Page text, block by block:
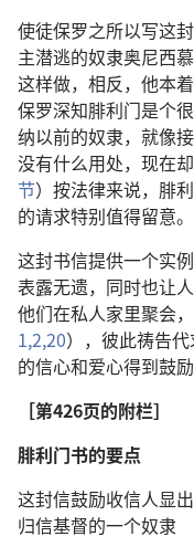
使徒保罗之所以写这
主潜逃的奴隶奥尼西
这样做，相反，他本
保罗深知腓利门是个
纳以前的奴隶，就像
没有什么用处，现在
节）按法律来说，腓
的请求特别值得留意。
这封书信提供一个实
表露无遗，同时也让
他们在私人家里聚
1,2,20），彼此祷告
的信心和爱心得到鼓
［第426页的附栏］
腓利门书的要点
这封信鼓励收信人显
归信基督的一个奴隶